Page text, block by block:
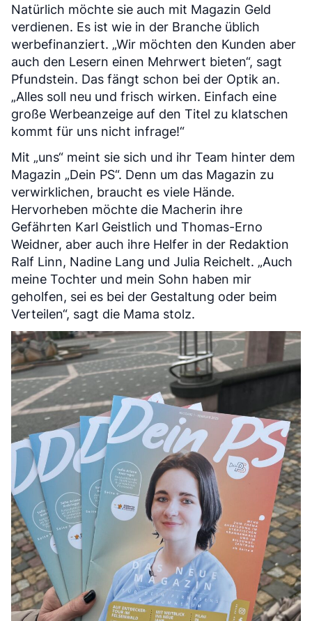
Natürlich möchte sie auch mit Magazin Geld
verdienen. Es ist wie in der Branche üblich
werbefinanziert. „Wir möchten den Kunden aber
auch den Lesern einen Mehrwert bieten“, sagt
Pfundstein. Das fängt schon bei der Optik an.
„Alles soll neu und frisch wirken. Einfach eine
große Werbeanzeige auf den Titel zu klatschen
kommt für uns nicht infrage!“
Mit „uns“ meint sie sich und ihr Team hinter dem
Magazin „Dein PS“. Denn um das Magazin zu
verwirklichen, braucht es viele Hände.
Hervorheben möchte die Macherin ihre
Gefährten Karl Geistlich und Thomas-Erno
Weidner, aber auch ihre Helfer in der Redaktion
Ralf Linn, Nadine Lang und Julia Reichelt. „Auch
meine Tochter und mein Sohn haben mir
geholfen, sei es bei der Gestaltung oder beim
Verteilen“, sagt die Mama stolz.